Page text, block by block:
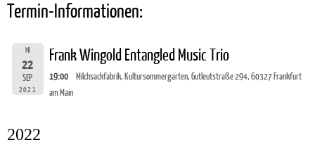
Termin-Informationen:
MI
22
SEP
2021
Frank Wingold Entangled Music Trio
19:00
Milchsackfabrik, Kultursommergarten, Gutleutstraße 294, 60327 Frankfurt
am Main
2022